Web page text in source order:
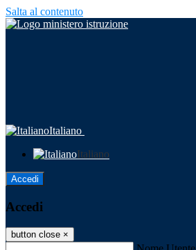
Salta al contenuto
Italiano
Italiano
Accedi
Accedi
button close ×